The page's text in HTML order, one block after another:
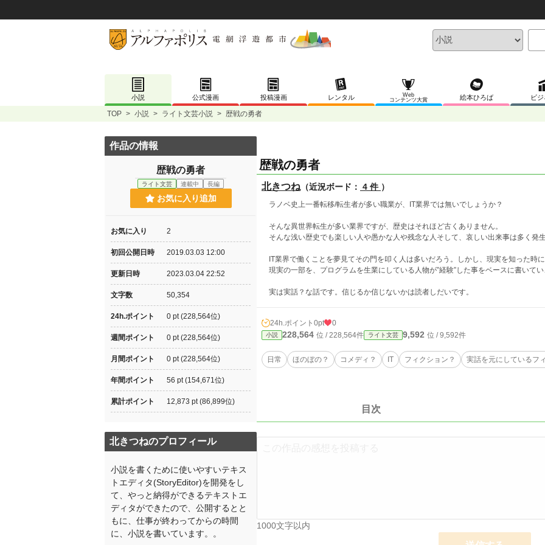
小説 公式漫画 投稿漫画 レンタル
Web
コンテンツ大賞
絵本ひろば ビジ
TOP > 小説 > ライト文芸小説 > 歴戦の勇者
歴戦の勇者
北きつね （近況ボード： 4 件 ）
ラノベ史上一番転移/転生者が多い職業が、IT業界では無いでしょうか？
そんな異世界転生が多い業界ですが、歴史はそれほど古くありません。
そんな浅い歴史でも楽しい人や愚かな人や残念な人そして、哀しい出来事は多く発生
IT業界で働くことを夢見てその門を叩く人は多いだろう。しかし、現実を知った時に
現実の一部を、プログラムを生業にしている人物が”経験”した事をベースに書いてい
実は実話？な話です。信じるか信じないかは読者しだいです。
24h.ポイント 0pt 0
小説 228,564 位 / 228,564件 ライト文芸 9,592 位 / 9,592件
日常 ほのぼの？ コメディ？ IT フィクション？ 実話を元にしているフ
目次
1000文字以内
作品の情報
歴戦の勇者
ライト文芸 連載中 長編
お気に入り追加
お気に入り 2
初回公開日時 2019.03.03 12:00
更新日時 2023.03.04 22:52
文字数 50,354
24h.ポイント 0 pt (228,564位)
週間ポイント 0 pt (228,564位)
月間ポイント 0 pt (228,564位)
年間ポイント 56 pt (154,671位)
累計ポイント 12,873 pt (86,899位)
北きつねのプロフィール
小説を書くために使いやすいテキス
トエディタ(StoryEditor)を開発をし
て、やっと納得ができるテキストエ
ディタができたので、公開するとと
もに、仕事が終わってからの時間
に、小説を書いています。。